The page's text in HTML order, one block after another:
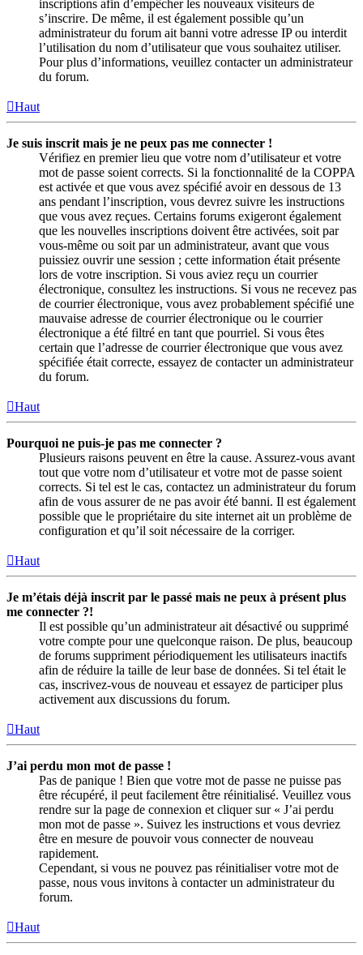
inscriptions afin d’empêcher les nouveaux visiteurs de
s’inscrire. De même, il est également possible qu’un
administrateur du forum ait banni votre adresse IP ou interdit
l’utilisation du nom d’utilisateur que vous souhaitez utiliser.
Pour plus d’informations, veuillez contacter un administrateur
du forum.
Haut
Je suis inscrit mais je ne peux pas me connecter !
Vérifiez en premier lieu que votre nom d’utilisateur et votre
mot de passe soient corrects. Si la fonctionnalité de la COPPA
est activée et que vous avez spécifié avoir en dessous de 13
ans pendant l’inscription, vous devrez suivre les instructions
que vous avez reçues. Certains forums exigeront également
que les nouvelles inscriptions doivent être activées, soit par
vous-même ou soit par un administrateur, avant que vous
puissiez ouvrir une session ; cette information était présente
lors de votre inscription. Si vous aviez reçu un courrier
électronique, consultez les instructions. Si vous ne recevez pas
de courrier électronique, vous avez probablement spécifié une
mauvaise adresse de courrier électronique ou le courrier
électronique a été filtré en tant que pourriel. Si vous êtes
certain que l’adresse de courrier électronique que vous avez
spécifiée était correcte, essayez de contacter un administrateur
du forum.
Haut
Pourquoi ne puis-je pas me connecter ?
Plusieurs raisons peuvent en être la cause. Assurez-vous avant
tout que votre nom d’utilisateur et votre mot de passe soient
corrects. Si tel est le cas, contactez un administrateur du forum
afin de vous assurer de ne pas avoir été banni. Il est également
possible que le propriétaire du site internet ait un problème de
configuration et qu’il soit nécessaire de la corriger.
Haut
Je m’étais déjà inscrit par le passé mais ne peux à présent plus
me connecter ?!
Il est possible qu’un administrateur ait désactivé ou supprimé
votre compte pour une quelconque raison. De plus, beaucoup
de forums suppriment périodiquement les utilisateurs inactifs
afin de réduire la taille de leur base de données. Si tel était le
cas, inscrivez-vous de nouveau et essayez de participer plus
activement aux discussions du forum.
Haut
J’ai perdu mon mot de passe !
Pas de panique ! Bien que votre mot de passe ne puisse pas
être récupéré, il peut facilement être réinitialisé. Veuillez vous
rendre sur la page de connexion et cliquer sur « J’ai perdu
mon mot de passe ». Suivez les instructions et vous devriez
être en mesure de pouvoir vous connecter de nouveau
rapidement.
Cependant, si vous ne pouvez pas réinitialiser votre mot de
passe, nous vous invitons à contacter un administrateur du
forum.
Haut